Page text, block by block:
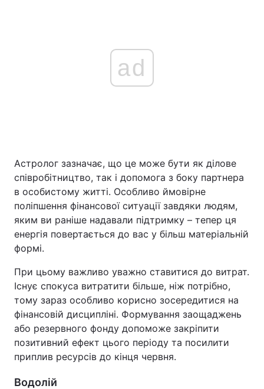
ad
Астролог зазначає, що це може бути як ділове
співробітництво, так і допомога з боку партнера
в особистому житті. Особливо ймовірне
поліпшення фінансової ситуації завдяки людям,
яким ви раніше надавали підтримку – тепер ця
енергія повертається до вас у більш матеріальній
формі.
При цьому важливо уважно ставитися до витрат.
Існує спокуса витратити більше, ніж потрібно,
тому зараз особливо корисно зосередитися на
фінансовій дисципліні. Формування заощаджень
або резервного фонду допоможе закріпити
позитивний ефект цього періоду та посилити
приплив ресурсів до кінця червня.
Водолій